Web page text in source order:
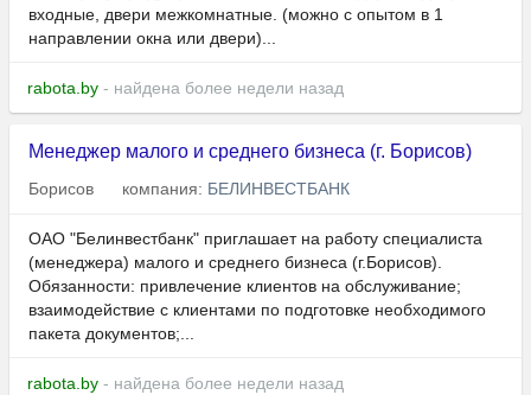
входные, двери межкомнатные. (можно с опытом в 1
направлении окна или двери)...
rabota.by - найдена более недели назад
Менеджер малого и среднего бизнеса (г. Борисов)
Борисов компания: БЕЛИНВЕСТБАНК
ОАО "Белинвестбанк" приглашает на работу специалиста
(менеджера) малого и среднего бизнеса (г.Борисов).
Обязанности: привлечение клиентов на обслуживание;
взаимодействие с клиентами по подготовке необходимого
пакета документов;...
rabota.by - найдена более недели назад